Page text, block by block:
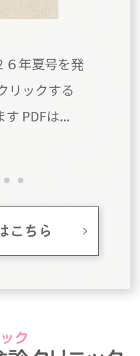
６年夏号を発
リックする
す PDFは...
こちら